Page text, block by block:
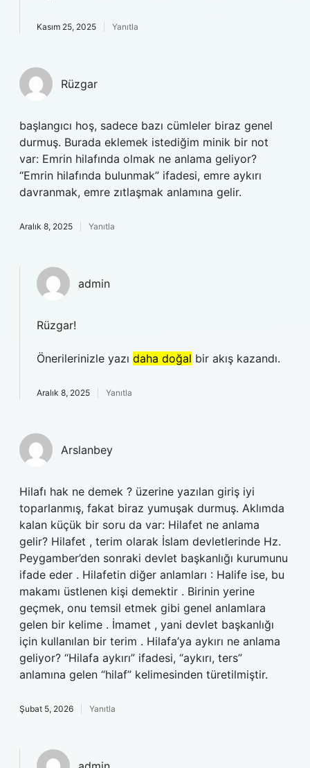
Kasım 25, 2025 Yanıtla
Rüzgar
başlangıcı hoş, sadece bazı cümleler biraz genel
durmuş. Burada eklemek istediğim minik bir not
var: Emrin hilafında olmak ne anlama geliyor?
“Emrin hilafında bulunmak” ifadesi, emre aykırı
davranmak, emre zıtlaşmak anlamına gelir.
Aralık 8, 2025 Yanıtla
admin
Rüzgar!
Önerilerinizle yazı daha doğal bir akış kazandı.
Aralık 8, 2025 Yanıtla
Arslanbey
Hilafı hak ne demek ? üzerine yazılan giriş iyi
toparlanmış, fakat biraz yumuşak durmuş. Aklımda
kalan küçük bir soru da var: Hilafet ne anlama
gelir? Hilafet , terim olarak İslam devletlerinde Hz.
Peygamber’den sonraki devlet başkanlığı kurumunu
ifade eder . Hilafetin diğer anlamları : Halife ise, bu
makamı üstlenen kişi demektir . Birinin yerine
geçmek, onu temsil etmek gibi genel anlamlara
gelen bir kelime . İmamet , yani devlet başkanlığı
için kullanılan bir terim . Hilafa’ya aykırı ne anlama
geliyor? “Hilafa aykırı” ifadesi, “aykırı, ters”
anlamına gelen “hilaf” kelimesinden türetilmiştir.
Şubat 5, 2026 Yanıtla